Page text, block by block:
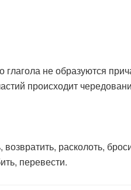
не образуются
происходит
расколоть,
перевести.